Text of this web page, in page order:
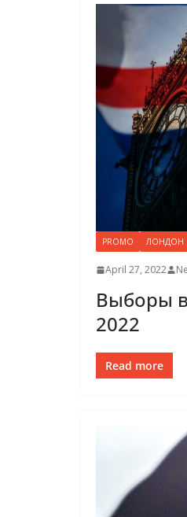
PROMO ЛОНДОН
April 27, 2022
Выборы
2022
Read more